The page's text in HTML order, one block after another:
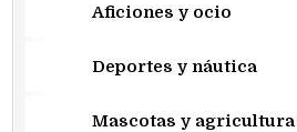
Aficiones y ocio
Deportes y náutica
Mascotas y agricultura